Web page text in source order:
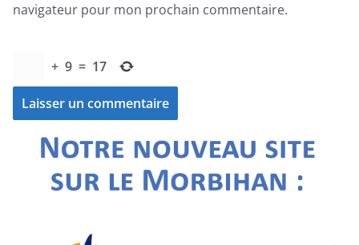
navigateur pour mon prochain commentaire.
+ 9 = 17